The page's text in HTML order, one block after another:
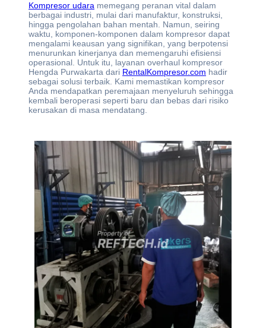
Kompresor udara memegang peranan vital dalam
berbagai industri, mulai dari manufaktur, konstruksi,
hingga pengolahan bahan mentah. Namun, seiring
waktu, komponen-komponen dalam kompresor dapat
mengalami keausan yang signifikan, yang berpotensi
menurunkan kinerjanya dan memengaruhi efisiensi
operasional. Untuk itu, layanan overhaul kompresor
Hengda Purwakarta dari RentalKompresor.com hadir
sebagai solusi terbaik. Kami memastikan kompresor
Anda mendapatkan peremajaan menyeluruh sehingga
kembali beroperasi seperti baru dan bebas dari risiko
kerusakan di masa mendatang.